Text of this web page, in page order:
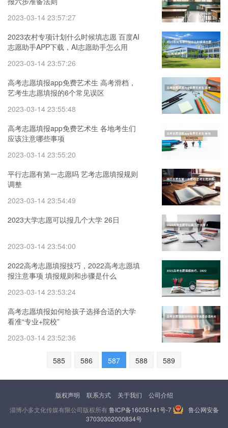
2023-03-14 23:57:27
2023农村专项计划什么时候填志愿 百度AI
志愿助手APP下载，AI志愿助手怎么用
2023-03-14 23:57:26
高考志愿填报app免费艺术生 高考滑档，
艺考生志愿填报的6个常见误区
2023-03-14 23:55:48
高考志愿填报app免费艺术生 各地考生们
应该注意哪些事项
2023-03-14 23:55:20
平行志愿有第一志愿吗 艺考志愿填报规则
调整
2023-03-14 23:54:49
2023大学志愿可以报几个大学 26日
2023-03-14 23:54:00
2022高考志愿填报技巧，2022高考志愿填
报注意事项 填报规则和步骤是什么
2023-03-14 23:53:24
高考志愿填报如何给孩子选择合适的大学
看准“专业+院校”
2023-03-14 23:52:36
585 586 587 588 589
版权声明 联系方式 关于我们
公司介绍
淄博小多文化传媒有限公司版权所有鲁ICP备16035141号-7
鲁公网安备
37030302000834号